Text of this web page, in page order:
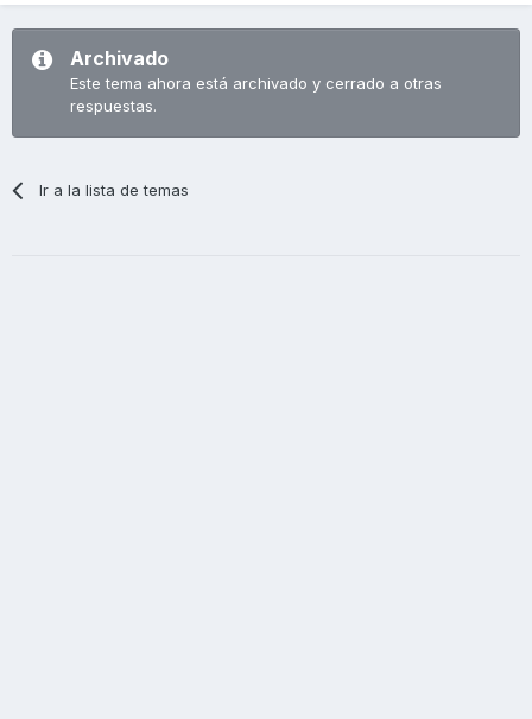
Archivado
Este tema ahora está archivado y cerrado a otras
respuestas.
Ir a la lista de temas